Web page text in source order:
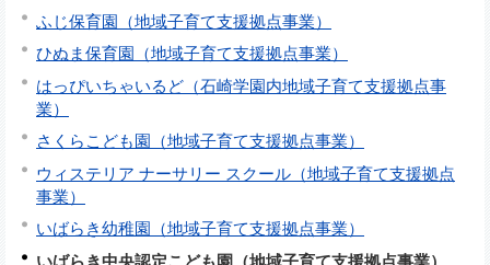
ふじ保育園（地域子育て支援拠点事業）
ひぬま保育園（地域子育て支援拠点事業）
はっぴいちゃいるど（石崎学園内地域子育て支援拠点事
業）
さくらこども園（地域子育て支援拠点事業）
ウィステリア ナーサリー スクール（地域子育て支援拠点
事業）
いばらき幼稚園（地域子育て支援拠点事業）
いばらき中央認定こども園（地域子育て支援拠点事業）